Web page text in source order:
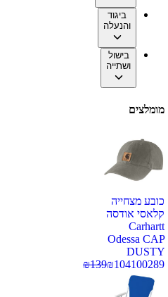
ביגוד
והנעלה
בישול
ושתייה
מומלצים
כובע מצחייה
קלאסי אודסה
Carhartt
Odessa CAP
DUSTY
100289
₪104
₪139